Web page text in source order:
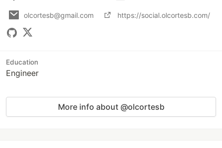
olcortesb@gmail.com https://social.olcortesb.com/
Education
Engineer
More info about @olcortesb